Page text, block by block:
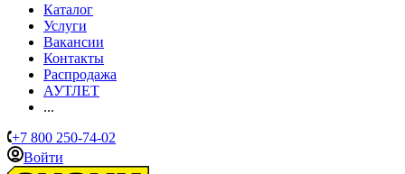
Каталог
Услуги
Вакансии
Контакты
Распродажа
АУТЛЕТ
...
+7 800 250-74-02
Войти